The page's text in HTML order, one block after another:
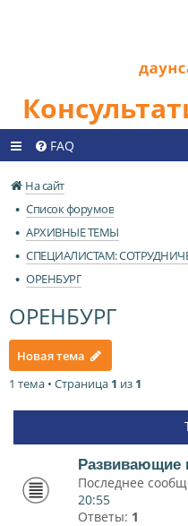
FAQ
На сайт
Список форумов
АРХИВНЫЕ ТЕМЫ
СПЕЦИАЛИСТАМ:
ОРЕНБУРГ
ОРЕНБУРГ
Новая тема
1 тема • Страница 1 из 1
Развивающие
Последнее
20:55
Ответы: 1